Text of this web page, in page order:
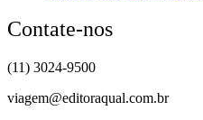
Contate-nos
(11) 3024-9500
viagem@editoraqual.com.br